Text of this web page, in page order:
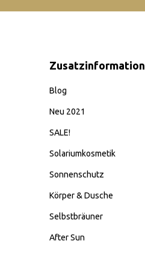
Zusatzinformation
Blog
Neu 2021
SALE!
Solariumkosmetik
Sonnenschutz
Körper & Dusche
Selbstbräuner
After Sun